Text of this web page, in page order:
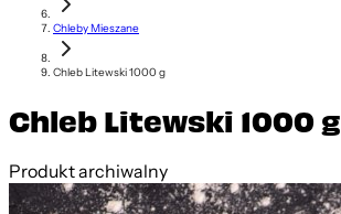
Chleby Mieszane
Chleb Litewski 1000 g
Chleb Litewski 1000 g
Produkt archiwalny